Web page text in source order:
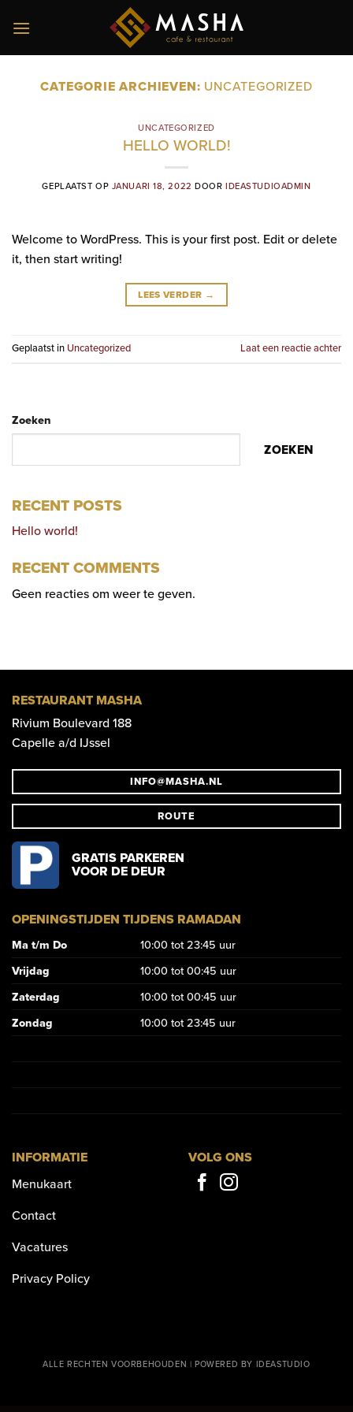
naar
CATEGORIE ARCHIEVEN: UNCATEGORIZED
UNCATEGORIZED
HELLO WORLD!
GEPLAATST OP JANUARI 18, 2022 DOORIDEASTUDIOADMIN
Welcome to WordPress. This is your first post. Edit or delete
it, then start writing!
LEES VERDER →
Geplaatst in Uncategorized Laat een reactie achter
Zoeken
ZOEKEN
RECENT POSTS
Hello world!
RECENT COMMENTS
Geen reacties om weer te geven.
RESTAURANT MASHA
Rivium Boulevard 188
Capelle a/d IJssel
INFO@MASHA.NL
ROUTE
GRATIS PARKEREN
VOOR DE DEUR
OPENINGSTIJDEN TIJDENS RAMADAN
Ma t/m Do
10:00 tot 23:45 uur
Vrijdag
10:00 tot 00:45 uur
Zaterdag
10:00 tot 00:45 uur
Zondag
10:00 tot 23:45 uur
INFORMATIE
Menukaart
Contact
Vacatures
Privacy Policy
VOLG ONS
ALLE RECHTEN VOORBEHOUDEN | POWERED BY IDEASTUDIO